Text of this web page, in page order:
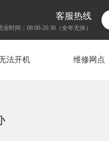
客服热线
业时间：08:00-20:30（全年无休）
法开机 维修网点